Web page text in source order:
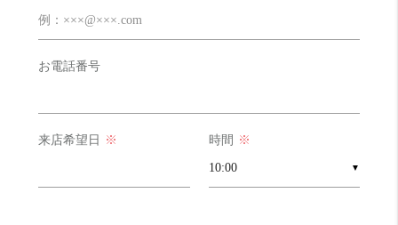
お電話番号
来店希望日 ※ 時間 ※
▼